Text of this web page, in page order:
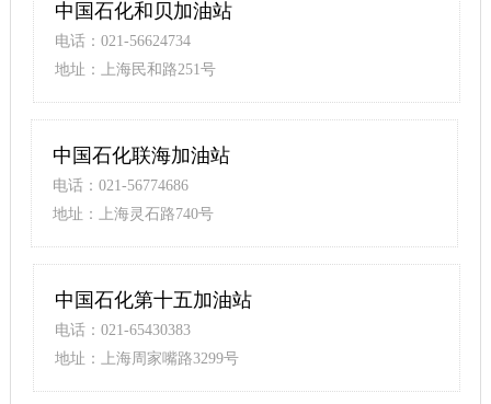
中国石化和贝加油站
电话：021-56624734
地址：上海民和路251号
中国石化联海加油站
电话：021-56774686
地址：上海灵石路740号
中国石化第十五加油站
电话：021-65430383
地址：上海周家嘴路3299号